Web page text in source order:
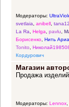
Модераторы:
svetlaia, anibell,
La Ra, Helga, pavlu,
Борисенко, Нить
Tonito,
Кордурович
Магазин
Продажа
Модераторы: Lennox,